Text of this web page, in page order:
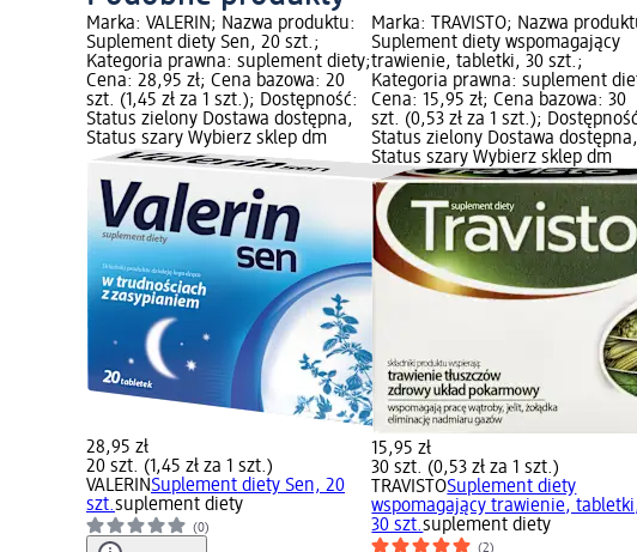
Marka: VALERIN; Nazwa produktu:
Suplement diety Sen, 20 szt.;
Kategoria prawna: suplement diety;
Cena: 28,95 zł; Cena bazowa: 20
szt. (1,45 zł za 1 szt.); Dostępność:
Status zielony Dostawa dostępna,
Status szary Wybierz sklep dm
28,95 zł
20 szt. (1,45 zł za 1 szt.)
VALERINSuplement diety Sen, 20
szt.suplement diety
(0)
Marka: TRAVISTO; Nazwa
Suplement diety wspomagający
trawienie, tabletki, 30 szt.;
Kategoria prawna: suplement
Cena: 15,95 zł; Cena bazowa: 30
szt. (0,53 zł za 1 szt.);
Status zielony Dostawa dostępna,
Status szary Wybierz sklep dm
15,95 zł
30 szt. (0,53 zł za 1 szt.)
TRAVISTOSuplement diety
wspomagający trawienie, tabletki,
30 szt.suplement diety
(2)